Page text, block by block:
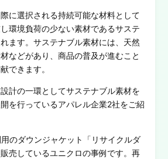
に選択される持続可能な材料として
環境負荷の少ない素材であるサステ
ます。サステナブル素材には、天然
などがあり、商品の普及が進むこと
できます。
計の一環としてサステナブル素材を
を行っているアパレル企業2社をご紹
のダウンジャケット「リサイクルダ
売しているユニクロの事例です。再